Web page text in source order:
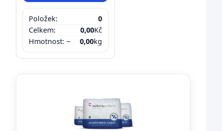
Položek:
0
Celkem:
0,00Kč
Hmotnost: ~
0,00kg